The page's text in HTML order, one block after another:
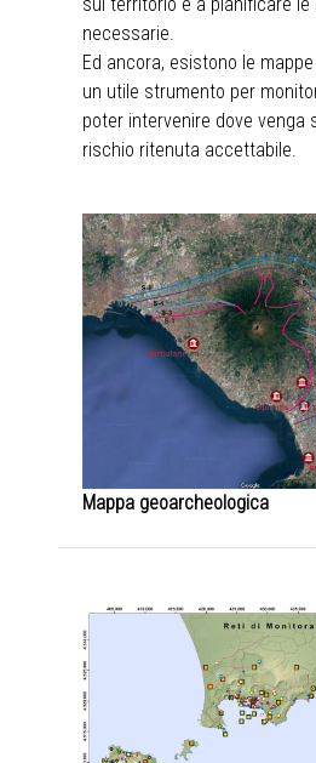
necessarie.
Ed ancora, esistono le
un utile strumento per
poter intervenire dove venga
rischio ritenuta accettabile.
Mappa geoarcheologica